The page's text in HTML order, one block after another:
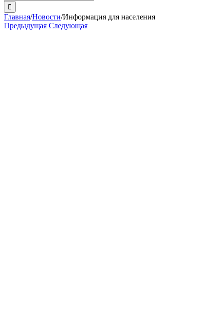
поиска:
Главная/Новости/Информация для населения
Предыдущая Следующая